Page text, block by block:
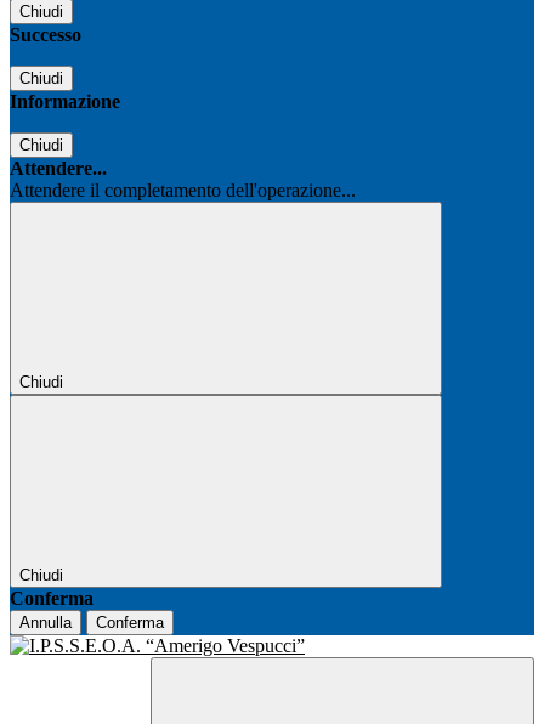
Chiudi
Successo
Chiudi
Informazione
Chiudi
Attendere...
Attendere il completamento dell'operazione...
Chiudi
Chiudi
Conferma
Annulla Conferma